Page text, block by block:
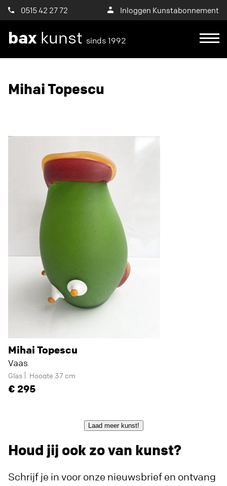
0515 42 27 72 Inloggen Kunstabonnement
bax kunst sinds 1992
Mihai Topescu
Mihai Topescu
Vaas
Glas Hoogte 37 cm
295
Laad meer kunst!
Houd jij ook zo van kunst?
Schrijf je in voor onze nieuwsbrief en ontvang